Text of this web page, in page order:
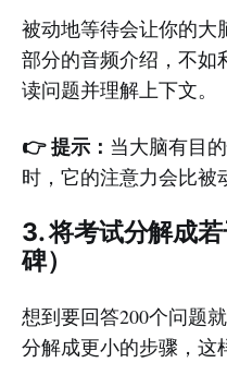
被动地等待会让你的大
部分的音频介绍，不如
读问题并理解上下文。
👉 提示： 当大脑有目
时，它的注意力会比被
3. 将考试分解成
碑）
想到要回答200个问题
分解成更小的步骤，这